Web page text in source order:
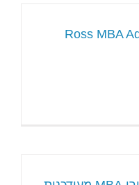
Ross MBA